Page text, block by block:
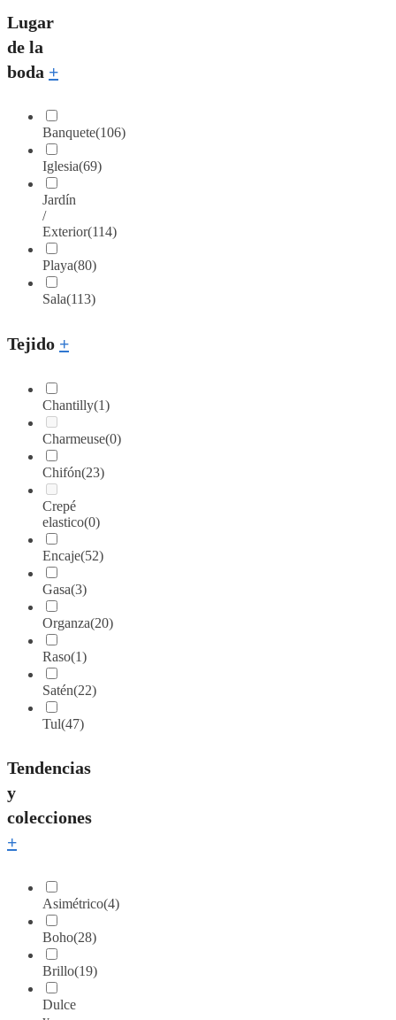
Lugar
de la
boda +
Banquete(106)
Iglesia(69)
Jardín
/
Exterior(114)
Playa(80)
Sala(113)
Tejido +
Chantilly(1)
Charmeuse(0)
Chifón(23)
Crepé
elastico(0)
Encaje(52)
Gasa(3)
Organza(20)
Raso(1)
Satén(22)
Tul(47)
Tendencias
y
colecciones
+
Asimétrico(4)
Boho(28)
Brillo(19)
Dulce